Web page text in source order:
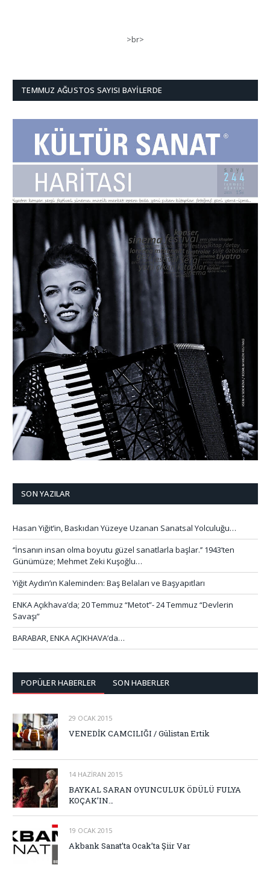
>br>
TEMMUZ AĞUSTOS SAYISI BAYILERDE
SON YAZILAR
Hasan Yiğit’in, Baskıdan Yüzeye Uzanan Sanatsal Yolculuğu…
‘’İnsanın insan olma boyutu güzel sanatlarla başlar.’’ 1943’ten
Günümüze; Mehmet Zeki Kuşoğlu…
Yiğit Aydın’ın Kaleminden: Baş Belaları ve Başyapıtları
ENKA Açıkhava’da; 20 Temmuz “Metot”- 24 Temmuz “Devlerin
Savaşı”
BARABAR, ENKA AÇIKHAVA’da…
POPÜLER HABERLER SON HABERLER
29 OCAK 2015
VENEDİK CAMCILIĞI / Gülistan Ertik
14 HAZIRAN 2015
BAYKAL SARAN OYUNCULUK ÖDÜLÜ FULYA
KOÇAK’IN…
19 OCAK 2015
Akbank Sanat’ta Ocak’ta Şiir Var